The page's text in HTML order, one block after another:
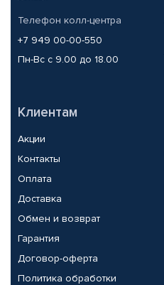
Телефон колл-центра
+7 949 00-00-550
Пн-Вс с 9.00 до 18.00
Клиентам
Акции
Контакты
Оплата
Доставка
Обмен и возврат
Гарантия
Договор-оферта
Политика обработки